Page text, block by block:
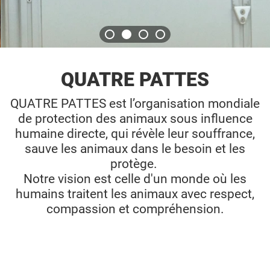
QUATRE PATTES
QUATRE PATTES est l’organisation mondiale
de protection des animaux sous influence
humaine directe, qui révèle leur souffrance,
sauve les animaux dans le besoin et les
protège.
Notre vision est celle d'un monde où les
humains traitent les animaux avec respect,
compassion et compréhension.